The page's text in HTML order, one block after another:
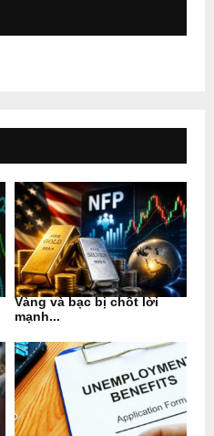
Vàng và bạc bị chốt lời
mạnh...